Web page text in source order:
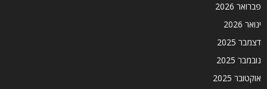
פברואר 2026
ינואר 2026
דצמבר 2025
נובמבר 2025
אוקטובר 2025